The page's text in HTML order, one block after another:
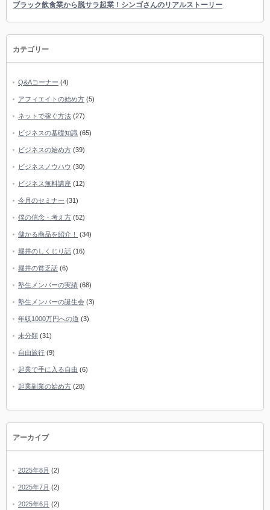
ブラック飲食業から脱サラ起業！シンゴさんのリアルストーリー
カテゴリー
Q&Aコーナー (4)
アフィエイトの始め方 (5)
ネットで稼ぐ方法 (27)
ビジネスの基礎知識 (65)
ビジネスの始め方 (39)
ビジネスノウハウ (30)
ビジネス無料講座 (12)
今月のセミナー (31)
僕の信念・考え方 (52)
儲かる商品を紹介！ (34)
堀井のしくじり話 (16)
堀井の貧乏話 (6)
塾生メンバーの実績 (68)
塾生メンバーの誕生会 (3)
年収1000万円への道 (3)
未分類 (31)
自由旅行 (9)
起業で手に入る自由 (6)
起業副業の始め方 (28)
アーカイブ
2025年8月 (2)
2025年7月 (2)
2025年6月 (2)